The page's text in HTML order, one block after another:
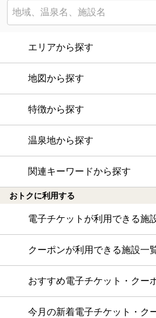
エリアから探す
地図から探す
特徴から探す
温泉地から探す
関連キーワードから探す
おトクに利用する
電子チケットが利用できる施
クーポンが利用できる施設一
おすすめ電子チケット・クー
今月の新着電子チケット・ク